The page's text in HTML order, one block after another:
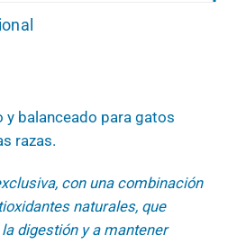
balanceado para gatos
razas.
con una combinación
naturales, que
digestión y a mantener